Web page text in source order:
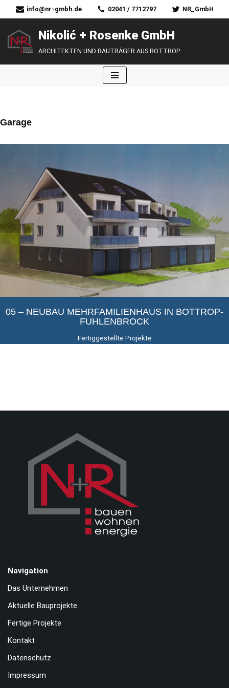
Zum
Inhalt
springen
info@nr-gmbh.de 02041 / 7712797 NR_GmbH
Nikolić + Rosenke GmbH
ARCHITEKTEN UND BAUTRÄGER AUS BOTTROP
Garage
05 – NEUBAU MEHRFAMILIENHAUS IN BOTTROP-
FUHLENBROCK
Fertiggestellte Projekte
Navigation
Das Unternehmen
Aktuelle Bauprojekte
Fertige Projekte
Kontakt
Datenschutz
Impressum